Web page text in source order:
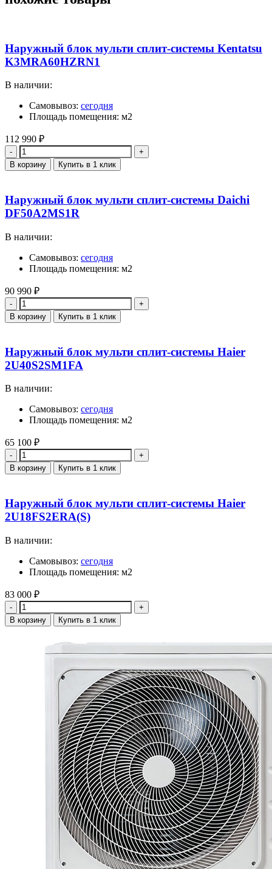
Наружный блок мульти сплит-системы Kentatsu
K3MRA60HZRN1
В наличии:
Самовывоз: сегодня
Площадь помещения: м2
112 990 ₽
Количество
В корзину Купить в 1 клик
Наружный блок мульти сплит-системы Daichi
DF50A2MS1R
В наличии:
Самовывоз: сегодня
Площадь помещения: м2
90 990 ₽
Количество
В корзину Купить в 1 клик
Наружный блок мульти сплит-системы Haier
2U40S2SM1FA
В наличии:
Самовывоз: сегодня
Площадь помещения: м2
65 100 ₽
Количество
В корзину Купить в 1 клик
Наружный блок мульти сплит-системы Haier
2U18FS2ERA(S)
В наличии:
Самовывоз: сегодня
Площадь помещения: м2
83 000 ₽
Количество
В корзину Купить в 1 клик